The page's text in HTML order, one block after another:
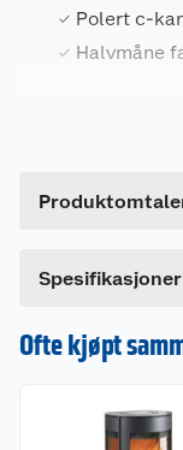
Polert c-
Halvmåne
Aduro
Spesifikasjoner
Lengde
Ofte kjøpt